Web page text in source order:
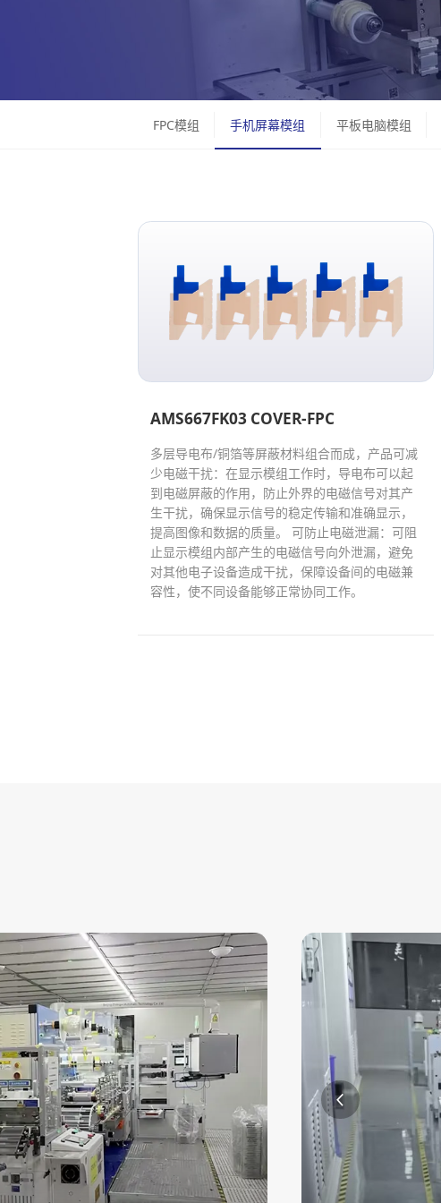
FPC模组 手机屏幕模组 平板电脑模组
AMS667FK03 COVER-FPC
多层导电布/铜箔等屏蔽材料组合而成，产品可减
少电磁干扰：在显示模组工作时，导电布可以起
到电磁屏蔽的作用，防止外界的电磁信号对其产
生干扰，确保显示信号的稳定传输和准确显示，
提高图像和数据的质量。 可防止电磁泄漏：可阻
止显示模组内部产生的电磁信号向外泄漏，避免
对其他电子设备造成干扰，保障设备间的电磁兼
容性，使不同设备能够正常协同工作。